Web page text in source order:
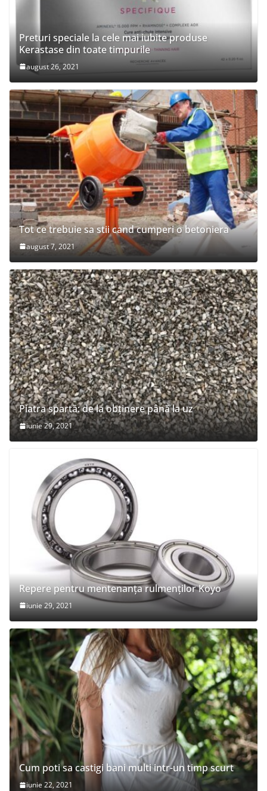
Preturi speciale la cele mai iubite produse
Kerastase din toate timpurile
august 26, 2021
Tot ce trebuie sa stii cand cumperi o betoniera
august 7, 2021
Piatra spartă: de la obținere până la uz
iunie 29, 2021
Repere pentru mentenanța rulmenților Koyo
iunie 29, 2021
Cum poti sa castigi bani multi intr-un timp scurt
iunie 22, 2021